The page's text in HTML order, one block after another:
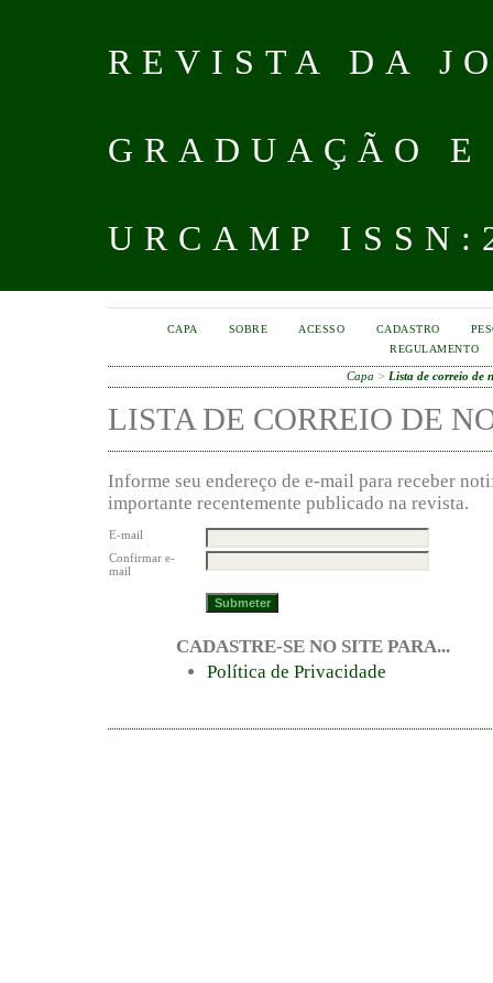
REVISTA DA
GRADUAÇÃO
URCAMP
CAPA SOBRE ACESSO CADASTRO
REGULAMENTO
Capa > Lista de correio de
LISTA DE CORREIO DE
Informe seu endereço de e-mail para receber
importante recentemente publicado na revista.
E-mail
Confirmar e-
mail
CADASTRE-SE NO SITE PARA...
Política de Privacidade